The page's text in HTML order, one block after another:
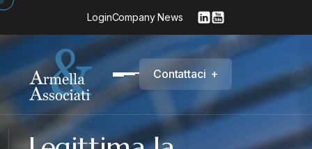
LoginCompany News
Contattaci +